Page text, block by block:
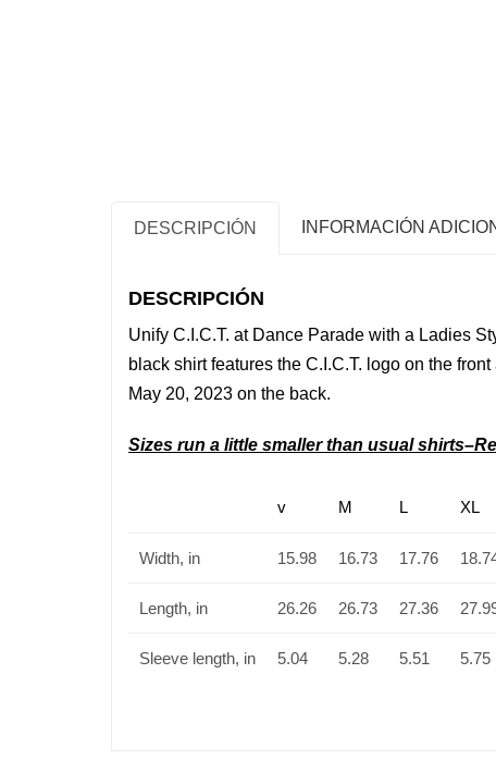
DESCRIPCIÓN INFORMACIÓN
DESCRIPCIÓN
Unify C.I.C.T. at Dance Parade with a Ladies
black shirt features the C.I.C.T. logo on the front
May 20, 2023 on the back.
Sizes run a little smaller than usual
v M L XL
Width, in 15.98 16.73 17.76
Length, in 26.26 26.73 27.36
Sleeve length, in 5.04 5.28 5.51 5.75